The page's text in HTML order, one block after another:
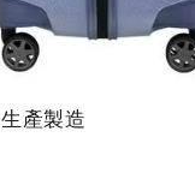
產製造